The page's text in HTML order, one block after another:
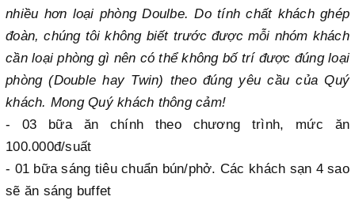
nhiều hơn loại phòng Doulbe. Do tính chất khách ghép
đoàn, chúng tôi không biết trước được mỗi nhóm khách
cần loại phòng gì nên có thể không bố trí được đúng loại
phòng (Double hay Twin) theo đúng yêu cầu của Quý
khách. Mong Quý khách thông cảm!
- 03 bữa ăn chính theo chương trình, mức ăn
100.000đ/suất
- 01 bữa sáng tiêu chuẩn bún/phở. Các khách sạn 4 sao
sẽ ăn sáng buffet